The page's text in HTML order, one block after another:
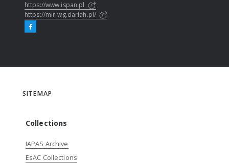
https://www.ispan.pl
https://mir-wg.dariah.pl/
SITEMAP
Collections
IAPAS Archive
EsAC Collections